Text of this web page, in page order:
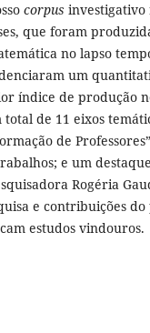
corpus investigativo
que foram
no lapso
um
índice de produção
de 11 eixos
de
e um
Rogéria
e contribuições
estudos vindouros.